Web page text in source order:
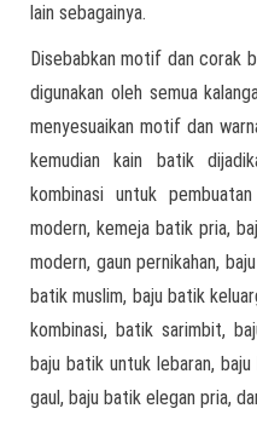
lain sebagainya.
Disebabkan motif dan corak
digunakan oleh semua
menyesuaikan motif dan
kemudian kain batik
kombinasi untuk
modern, kemeja batik pria,
modern, gaun pernikahan,
batik muslim, baju batik
kombinasi, batik sarimbit,
baju batik untuk lebaran,
gaul, baju batik elegan pria,